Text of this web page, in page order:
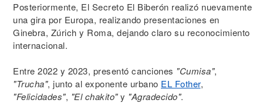
Posteriormente, El Secreto El Biberón realizó nuevamente
una gira por Europa, realizando presentaciones en
Ginebra, Zúrich y Roma, dejando claro su reconocimiento
internacional.
Entre 2022 y 2023, presentó canciones "Cumisa",
"Trucha", junto al exponente urbano EL Fother,
"Felicidades", "El chakito"y "Agradecido".